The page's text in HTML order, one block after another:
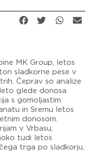
MK Group, letos
sladkorne pese v
Čeprav so analize
glede donosa
s gomoljastim
in Sremu letos
donosom.
v Vrbasu,
tudi letos
trga po sladkorju,